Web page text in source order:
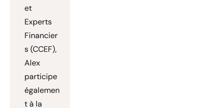
et
Experts
Financier
s (CCEF),
Alex
participe
égalemen
t à la